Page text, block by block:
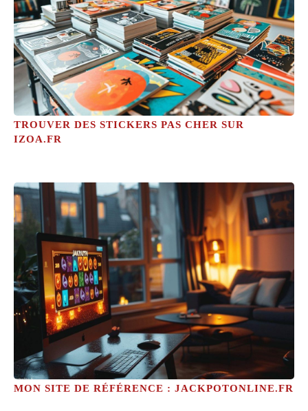
TROUVER DES STICKERS PAS CHER SUR
IZOA.FR
MON SITE DE RÉFÉRENCE : JACKPOTONLINE.FR